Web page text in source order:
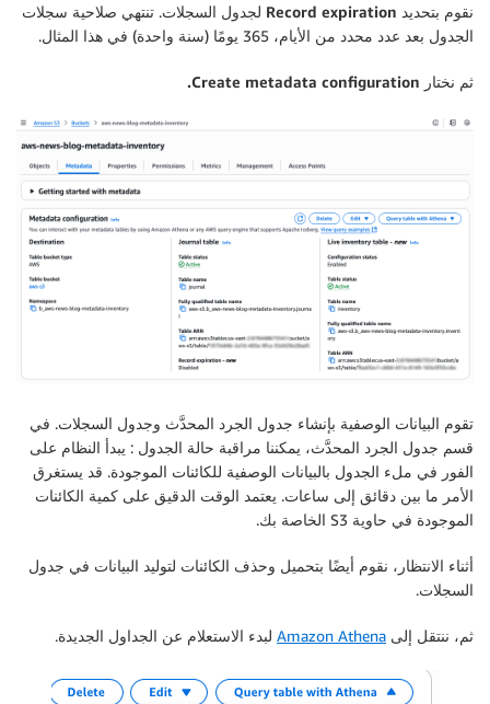
نقوم بتحديد Record expiration لجدول السجلات. تنتهي صلاحية سجلات
الجدول بعد عدد محدد من الأيام، 365 يومًا (سنة واحدة) في هذا المثال.
ثم نختار Create metadata configuration.
تقوم البيانات الوصفية بإنشاء جدول الجرد المحدَّث وجدول السجلات. في
قسم جدول الجرد المحدَّث، يمكننا مراقبة حالة الجدول : يبدأ النظام على
الفور في ملء الجدول بالبيانات الوصفية للكائنات الموجودة. قد يستغرق
الأمر ما بين دقائق إلى ساعات. يعتمد الوقت الدقيق على كمية الكائنات
الموجودة في حاوية S3 الخاصة بك.
أثناء الانتظار، نقوم أيضًا بتحميل وحذف الكائنات لتوليد البيانات في جدول
السجلات.
ثم، ننتقل إلى Amazon Athena لبدء الاستعلام عن الجداول الجديدة.